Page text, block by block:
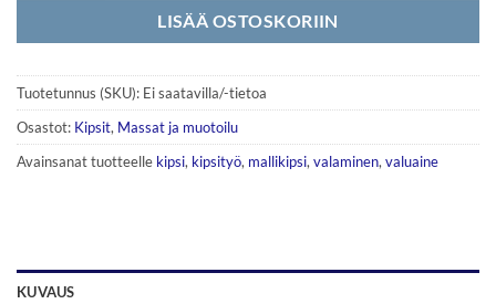
LISÄÄ OSTOSKORIIN
Tuotetunnus (SKU): Ei saatavilla/-tietoa
Osastot: Kipsit, Massat ja muotoilu
Avainsanat tuotteelle kipsi, kipsityö, mallikipsi, valaminen, valuaine
KUVAUS